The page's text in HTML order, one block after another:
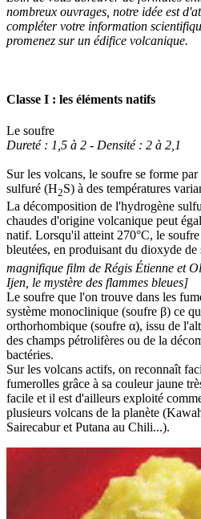
nombreux ouvrages, notre idée est
compléter votre information
promenez sur un édifice volcanique.
Classe I : les éléments natifs
Le soufre
Dureté : 1,5 à 2 - Densité : 2 à 2,1
Sur les volcans, le soufre se forme
sulfuré (H2S) à des températures
La décomposition de l'hydrogène
chaudes d'origine volcanique peut
natif. Lorsqu'il atteint 270°C, le
bleutées, en produisant du dioxyde de
magnifique film de Régis Étienne et
Ijen, le mystère des flammes bleues]
Le soufre que l'on trouve dans les
système monoclinique (soufre β) ce
orthorhombique (soufre α), issu de
des champs pétrolifères ou de la
bactéries.
Sur les volcans actifs, on reconnaît
fumerolles grâce à sa couleur jaune
facile et il est d'ailleurs exploité
plusieurs volcans de la planète
Sairecabur et Putana au Chili...).